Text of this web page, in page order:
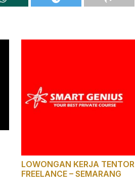
LOWONGAN KERJA TENTOR
FREELANCE – SEMARANG